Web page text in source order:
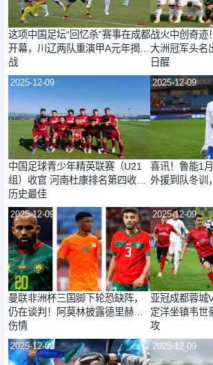
这项中国足坛“回忆杀”赛事在成都
开幕，川辽两队重演甲A元年揭幕
战
战火中创奇迹
大洲冠军头名
日醒
2025-12-09
中国足球青少年精英联赛（U21
组）收官 河南杜康排名第四收获
历史最佳
2025-12-09
喜讯！鲁能1
外援到队冬训
2025-12-09
曼联非洲杯三国脚下轮恐缺阵，
仍在谈判！阿莫林披露德里赫特
伤情
2025-12-09
亚冠成都蓉城
定洋坐镇韦世
攻
2025-12-09 2025-12-09